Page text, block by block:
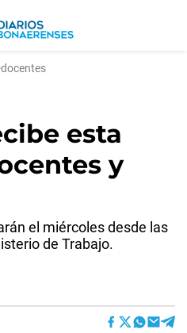
docentes
esta
y
el miércoles desde las
de Trabajo.